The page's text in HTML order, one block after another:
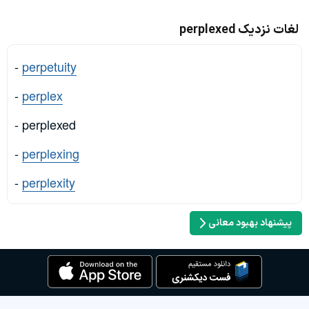
لغات نزدیک perplexed
- perpetuity
- perplex
- perplexed
- perplexing
- perplexity
پیشنهاد بهبود معانی